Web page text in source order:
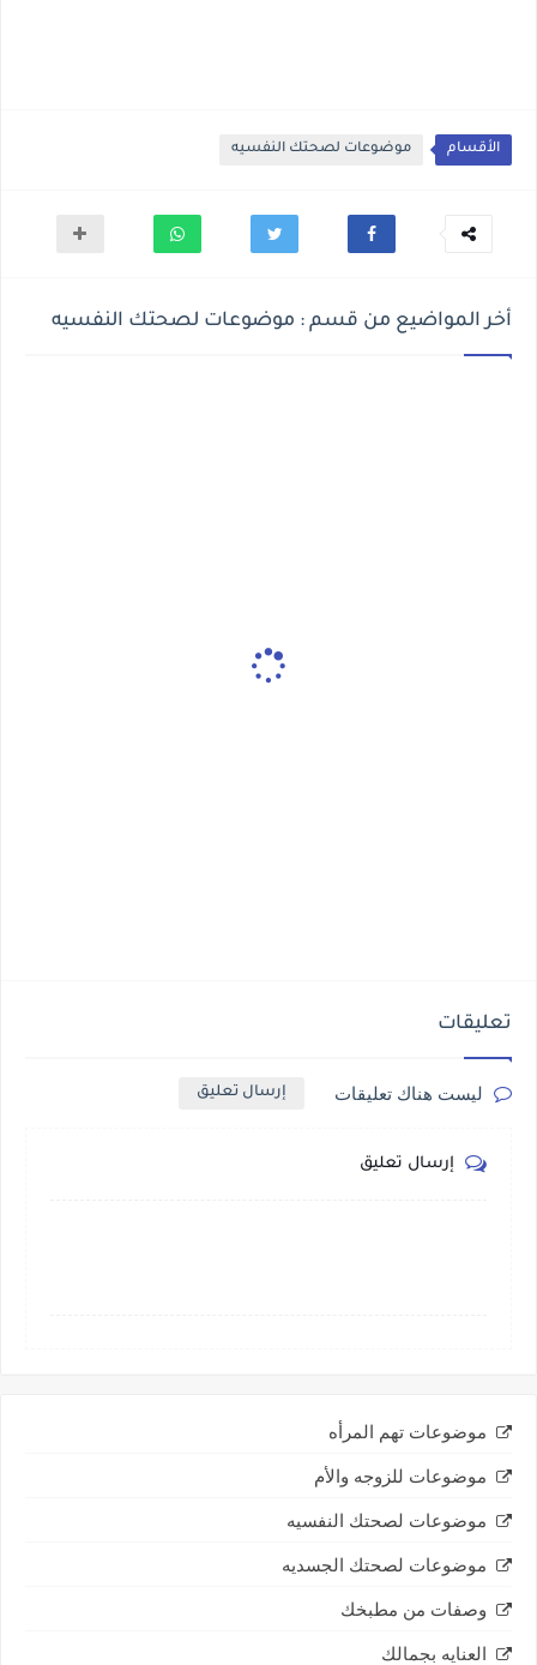
الأقسام موضوعات لصحتك النفسيه
أخر المواضيع من قسم : موضوعات لصحتك النفسيه
تعليقات
ليست هناك تعليقات إرسال تعليق
إرسال تعليق
موضوعات تهم المرأه
موضوعات للزوجه والأم
موضوعات لصحتك النفسيه
موضوعات لصحتك الجسديه
وصفات من مطبخك
العنايه بجمالك